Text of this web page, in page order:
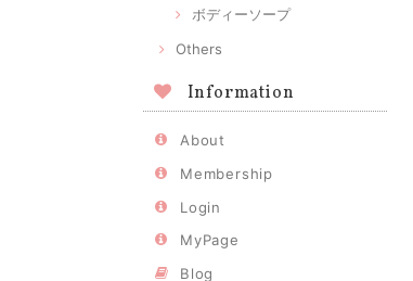
ボディーソープ
Others
Information
About
Membership
Login
MyPage
Blog